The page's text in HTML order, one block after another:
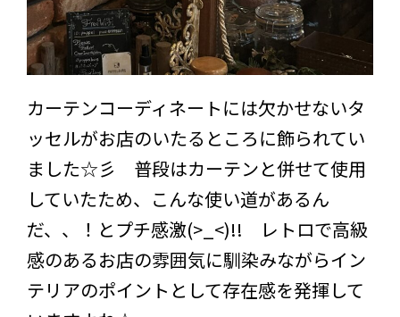
カーテンコーディネートには欠かせないタ
ッセルがお店のいたるところに飾られてい
ました☆彡 普段はカーテンと併せて使用
していたため、こんな使い道があるん
だ、、！とプチ感激(>_<)!! レトロで高級
感のあるお店の雰囲気に馴染みながらイン
テリアのポイントとして存在感を発揮して